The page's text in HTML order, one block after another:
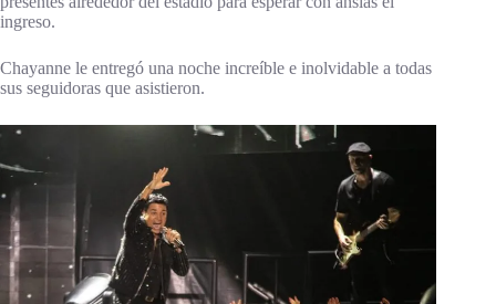
ingreso.
Chayanne le entregó una noche increíble e inolvidable a todas
sus seguidoras que asistieron.